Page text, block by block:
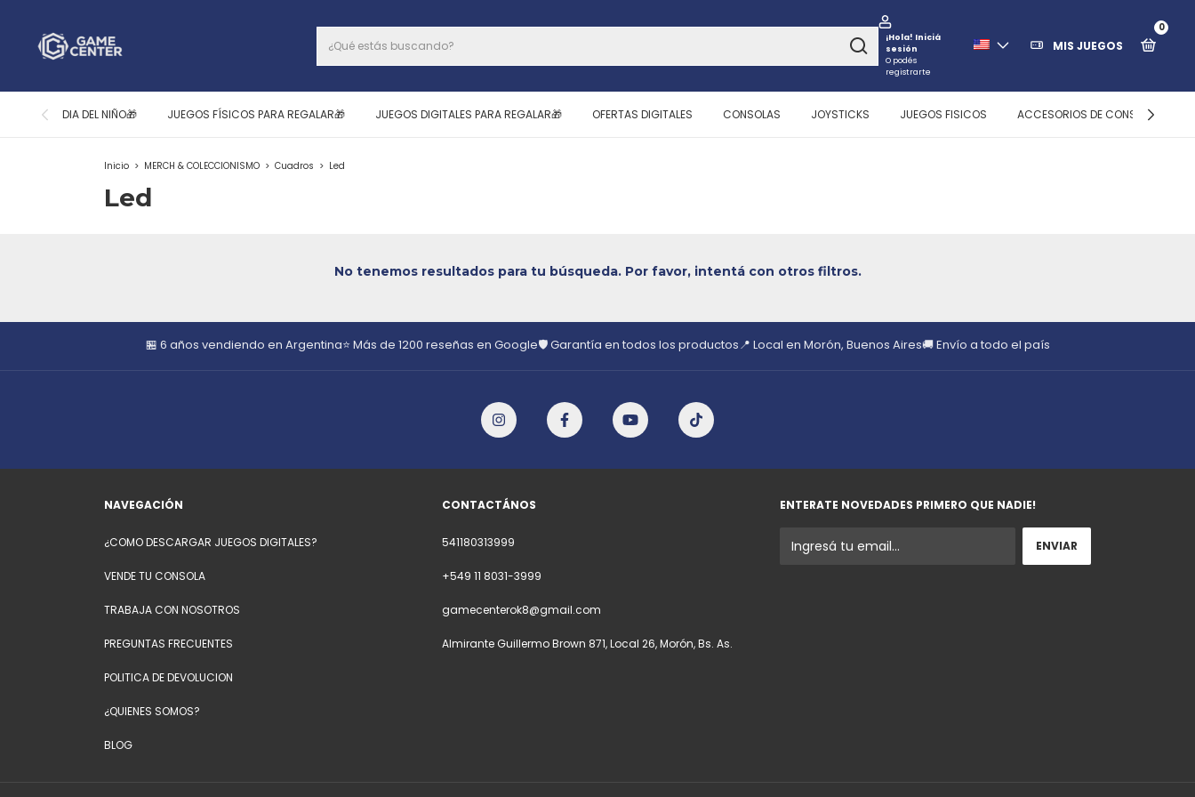
¡Hola! Iniciá
sesión
O podés
registrarte
MIS JUEGOS
0
DIA DEL NIÑO🎁 JUEGOS FÍSICOS PARA REGALAR🎁 JUEGOS DIGITALES PARA REGALAR🎁 OFERTAS DIGITALES CONSOLAS JOYSTICKS JUEGOS FISICOS ACCESORIOS DE CONSOLAS
Inicio > MERCH & COLECCIONISMO > Cuadros > Led
Led
No tenemos resultados para tu búsqueda. Por favor, intentá con otros filtros.
🏪 6 años vendiendo en Argentina⭐ Más de 1200 reseñas en Google🛡️ Garantía en todos los productos📍 Local en Morón, Buenos Aires🚚 Envío a todo el país
NAVEGACIÓN
¿COMO DESCARGAR JUEGOS DIGITALES?
VENDE TU CONSOLA
TRABAJA CON NOSOTROS
PREGUNTAS FRECUENTES
POLITICA DE DEVOLUCION
¿QUIENES SOMOS?
BLOG
CONTACTÁNOS
541180313999
+549 11 8031-3999
gamecenterok8@gmail.com
Almirante Guillermo Brown 871, Local 26, Morón, Bs. As.
ENTERATE NOVEDADES PRIMERO QUE NADIE!